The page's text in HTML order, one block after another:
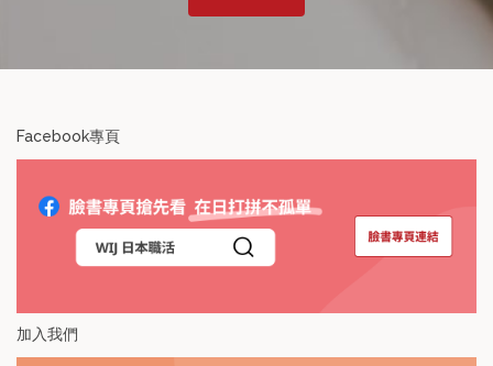
Facebook專頁
加入我們